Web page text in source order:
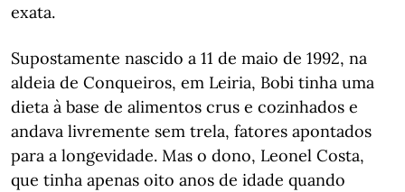
exata.
Supostamente nascido a 11 de maio de 1992, na
aldeia de Conqueiros, em Leiria, Bobi tinha uma
dieta à base de alimentos crus e cozinhados e
andava livremente sem trela, fatores apontados
para a longevidade. Mas o dono, Leonel Costa,
que tinha apenas oito anos de idade quando